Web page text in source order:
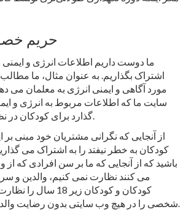
حریم
ما دوست داریم اطلاعات انرژی و ایمنی
اشتراک بگذاریم. به عنوان مثال، ما
مورد آگاهی و ایمنی انرژی به معلمان می
سایت ما که اطلاعات مربوط به انرژی و
گذارد برای کودکان در نظر گرفته شده است.
از آنجایی که نگرانی مشتریان خود مبنی
کودکان به خطر نیفتد را به اشتراک می
باشید که از آنجایی که ما بر سن افرادی که
می کنند نظارت نمی کنیم، والدین و
کودکان و کودکان زیر
شخصی را در هیچ وب سایتی بدون رضایت والدین یا قیم ارسال کند.